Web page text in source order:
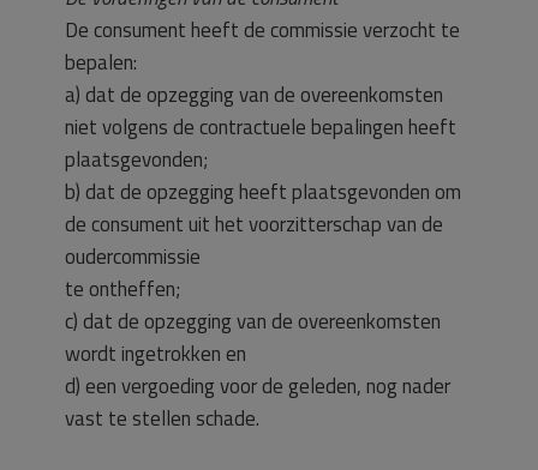
De consument heeft de commissie verzocht te
bepalen:
a) dat de opzegging van de overeenkomsten
niet volgens de contractuele bepalingen heeft
plaatsgevonden;
b) dat de opzegging heeft plaatsgevonden om
de consument uit het voorzitterschap van de
oudercommissie
te ontheffen;
c) dat de opzegging van de overeenkomsten
wordt ingetrokken en
d) een vergoeding voor de geleden, nog nader
vast te stellen schade.